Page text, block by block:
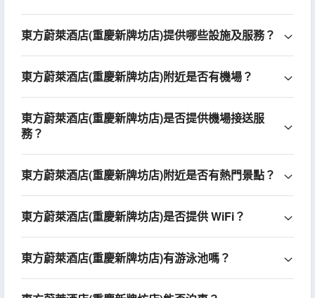
東方蔚萊酒店(重慶新牌坊店)提供哪些設施及服務？
東方蔚萊酒店(重慶新牌坊店)附近是否有機場？
東方蔚萊酒店(重慶新牌坊店)是否提供機場接送服
務？
東方蔚萊酒店(重慶新牌坊店)附近是否有熱門景點？
東方蔚萊酒店(重慶新牌坊店)是否提供 WiFi？
東方蔚萊酒店(重慶新牌坊店)有游泳池嗎？